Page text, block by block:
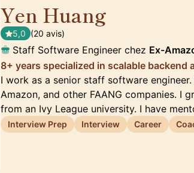
Yen Huang
5,0 (20 avis)
Staff Software Engineer chez Ex-
8+ years specialized in scalable backend
I work as a senior staff software
Amazon, and other FAANG companies. I
from an Ivy League university. I have
Interview Prep Interview Career